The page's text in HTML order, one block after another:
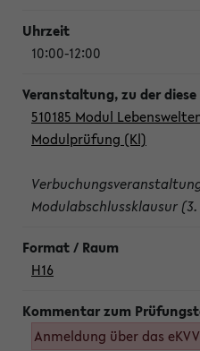
10:00-12:00
510185 Modul
Modulprüfung (Kl)
Modulabschlussklausur (3.
H16
Anmeldung über das